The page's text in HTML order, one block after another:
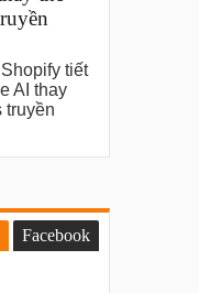
tiết
AI thay
truyền
Facebook